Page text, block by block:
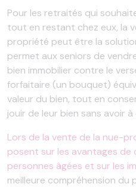
Pour les retraités qui
tout en restant chez eux, la
propriété peut être la
permet aux seniors de
bien immobilier contre le
forfaitaire (un bouquet)
valeur du bien, tout en
jouir de leur bien sans avoir à
Lors de la vente de la nue-
posent sur les avantages
personnes âgées et sur les
meilleure compréhension